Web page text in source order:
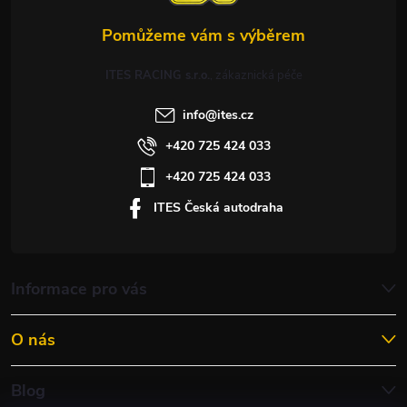
Informace pro vás
O nás
Blog
ITES RACING s.r.o.
info@ites.cz
+420 725 424 033
+420 725 424 033
ITES Česká autodraha